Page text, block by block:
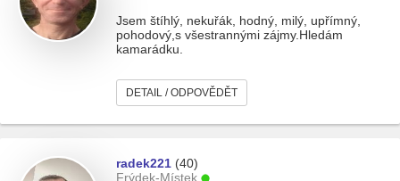
Jsem štíhlý, nekuřák, hodný, milý, upřímný,
pohodový,s všestrannými zájmy.Hledám
kamarádku.
DETAIL / ODPOVĚDĚT
radek221 (40)
Frýdek-Místek